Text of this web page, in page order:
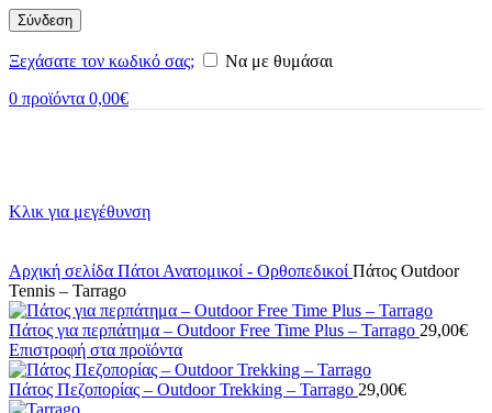
Σύνδεση
Ξεχάσατε τον κωδικό σας;
Να με θυμάσαι
0 προϊόντα 0,00€
Κλικ για μεγέθυνση
Αρχική σελίδα Πάτοι Ανατομικοί - Ορθοπεδικοί Πάτος Outdoor
Tennis – Tarrago
Πάτος για περπάτημα – Outdoor Free Time Plus – Tarrago 29,00€
Επιστροφή στα προϊόντα
Πάτος Πεζοπορίας – Outdoor Trekking – Tarrago 29,00€